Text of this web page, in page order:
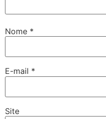
Nome *
E-mail *
Site